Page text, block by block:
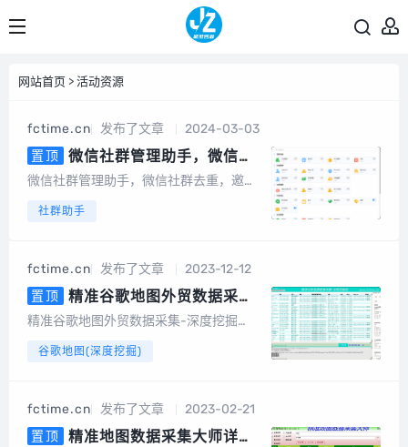
网站首页 > 活动资源
fctime.cn 发布了文章
2024-03-03
置顶
微信社群管理助手，微信社
群去重，含社群引流、社群运营、
自动回复、清理僵尸粉等等智能功
微信社群管理助手，微信社群去重，邀请
端开发的群管辅助软件，为团队及企业提
开。2、另外，也有企微版必销客，企销
客可以...
社群助手
fctime.cn 发布了文章
2023-12-12
置顶
精准谷歌地图外贸数据采集-
深度挖掘（电脑版）
精准谷歌地图外贸数据采集-深度挖掘
基于谷歌地图数据采集的软件，可以采集
词采集、一键采集邮箱、一键导出、数据
去重等，更...
谷歌地图(深度挖掘)
fctime.cn 发布了文章
2023-02-21
置顶
精准地图数据采集大师详细